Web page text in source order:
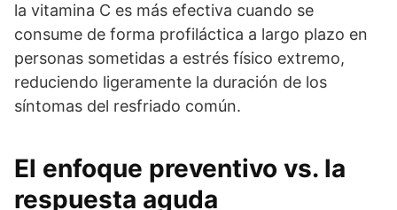
la vitamina C es más efectiva cuando se
consume de forma profiláctica a largo plazo en
personas sometidas a estrés físico extremo,
reduciendo ligeramente la duración de los
síntomas del resfriado común.
El enfoque preventivo vs. la
respuesta aguda